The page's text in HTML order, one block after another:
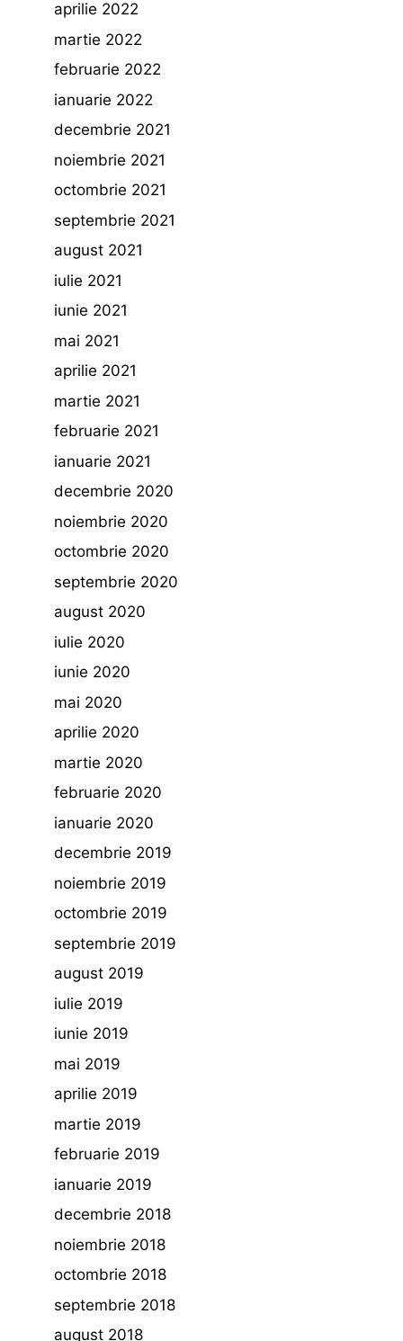
aprilie 2022
martie 2022
februarie 2022
ianuarie 2022
decembrie 2021
noiembrie 2021
octombrie 2021
septembrie 2021
august 2021
iulie 2021
iunie 2021
mai 2021
aprilie 2021
martie 2021
februarie 2021
ianuarie 2021
decembrie 2020
noiembrie 2020
octombrie 2020
septembrie 2020
august 2020
iulie 2020
iunie 2020
mai 2020
aprilie 2020
martie 2020
februarie 2020
ianuarie 2020
decembrie 2019
noiembrie 2019
octombrie 2019
septembrie 2019
august 2019
iulie 2019
iunie 2019
mai 2019
aprilie 2019
martie 2019
februarie 2019
ianuarie 2019
decembrie 2018
noiembrie 2018
octombrie 2018
septembrie 2018
august 2018